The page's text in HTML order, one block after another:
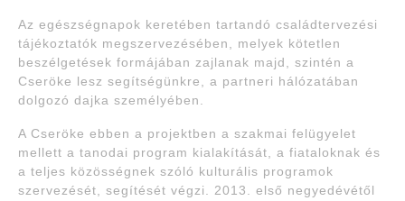
Az egészségnapok keretében tartandó családtervezési
tájékoztatók megszervezésében, melyek kötetlen
beszélgetések formájában zajlanak majd, szintén a
Cseröke lesz segítségünkre, a partneri hálózatában
dolgozó dajka személyében.
A Cseröke ebben a projektben a szakmai felügyelet
mellett a tanodai program kialakítását, a fiataloknak és
a teljes közösségnek szóló kulturális programok
szervezését, segítését végzi. 2013. első negyedévétől